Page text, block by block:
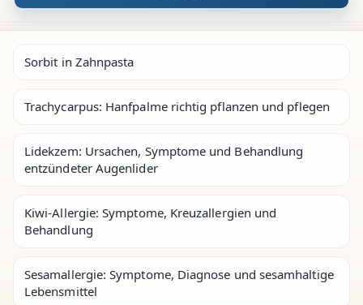
Sorbit in Zahnpasta
Trachycarpus: Hanfpalme richtig pflanzen und pflegen
Lidekzem: Ursachen, Symptome und Behandlung
entzündeter Augenlider
Kiwi-Allergie: Symptome, Kreuzallergien und
Behandlung
Sesamallergie: Symptome, Diagnose und sesamhaltige
Lebensmittel